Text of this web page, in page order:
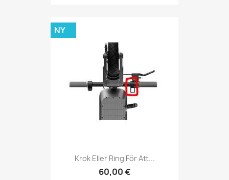
Krok Eller Ring För Att...
60,00 €
NY